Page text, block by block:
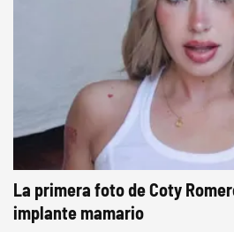
La primera foto de Coty
implante mamario